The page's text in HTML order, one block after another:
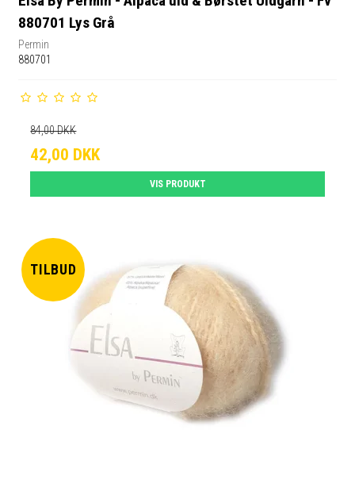
880701 Lys Grå
Permin
880701
84,00 DKK
42,00 DKK
VIS PRODUKT
TILBUD